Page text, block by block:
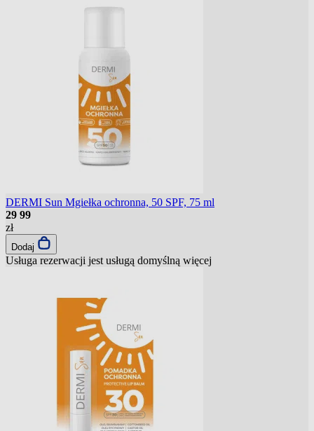
DERMI Sun Mgiełka ochronna, 50 SPF, 75 ml
29 99
zł
Dodaj
Usługa rezerwacji jest usługą domyślną więcej